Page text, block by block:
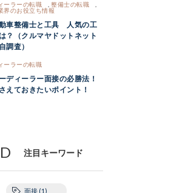
ーラーの転職 整備士の転職
界のお役立ち情報
車整備士と工具 人気の工
？（クルマヤドットネット
調査）
ーラーの転職
ディーラー面接の必勝法！
えておきたいポイント！
注目キーワード
面接 (1)